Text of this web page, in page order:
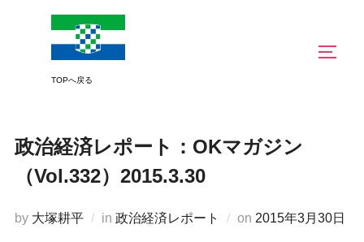
政治経済レポート：OKマガジン
（Vol.332）2015.3.30
by 大塚耕平 in 政治経済レポート on 投
2015年3月30日